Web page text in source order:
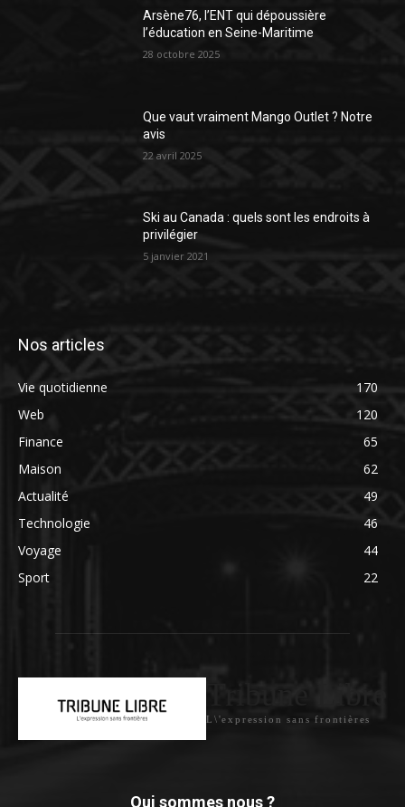
Arsène76, l’ENT qui dépoussière
l’éducation en Seine-Maritime
28 octobre 2025
Que vaut vraiment Mango Outlet ? Notre
avis
22 avril 2025
Ski au Canada : quels sont les endroits à
privilégier
5 janvier 2021
Nos articles
Vie quotidienne
170
Web
120
Finance
65
Maison
62
Actualité
49
Technologie
46
Voyage
44
Sport
22
Tribune Libre
L\'expression sans frontières
Qui sommes nous ?